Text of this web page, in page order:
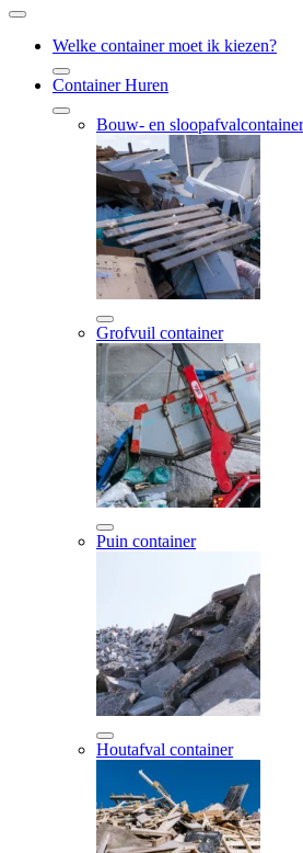
Welke container moet ik kiezen?
Container Huren
Bouw- en sloopafvalcontainer
Grofvuil container
Puin container
Houtafval container